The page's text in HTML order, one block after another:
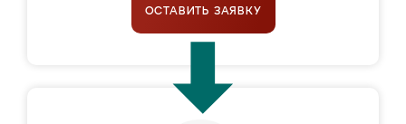
ОСТАВИТЬ ЗАЯВКУ